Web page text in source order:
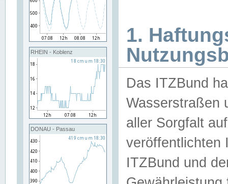
RHEIN - Koblenz
DONAU - Passau
1.
Das ITZBund
Wasserstraßen
aller Sorgfalt
veröffentlichten
ITZBund und